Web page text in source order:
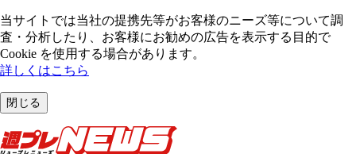
当サイトでは当社の提携先等がお客様のニーズ等について調
査・分析したり、お客様にお勧めの広告を表⽰する⽬的で
Cookie を使⽤する場合があります。
詳しくはこちら
閉じる